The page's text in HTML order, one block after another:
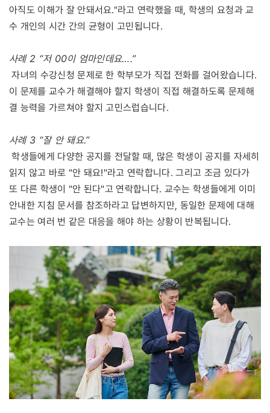
아직도 이해가 잘 안돼서요."라고 연락했을 때, 학생의 요청과 교
수 개인의 시간 간의 균형이 고민됩니다.
사례 2 “저 00이 엄마인데요….”
자녀의 수강신청 문제로 한 학부모가 직접 전화를 걸어왔습니다.
이 문제를 교수가 해결해야 할지 학생이 직접 해결하도록 문제해
결 능력을 가르쳐야 할지 고민스럽습니다.
사례 3 “잘 안 돼요.”
학생들에게 다양한 공지를 전달할 때, 많은 학생이 공지를 자세히
읽지 않고 바로 "안 돼요!"라고 연락합니다. 그리고 조금 있다가
또 다른 학생이 "안 된다"고 연락합니다. 교수는 학생들에게 이미
안내한 지침 문서를 참조하라고 답변하지만, 동일한 문제에 대해
교수는 여러 번 같은 대응을 해야 하는 상황이 반복됩니다.